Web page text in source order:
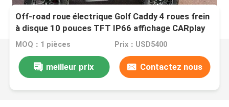
Off-road roue électrique Golf Caddy 4 roues frein
à disque 10 pouces TFT IP66 affichage CARplay
MOQ：1 pièces Prix：USD5400
meilleur prix Contactez nous